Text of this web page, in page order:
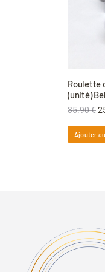
Roulette
(unité)
35.90€
Ajouter